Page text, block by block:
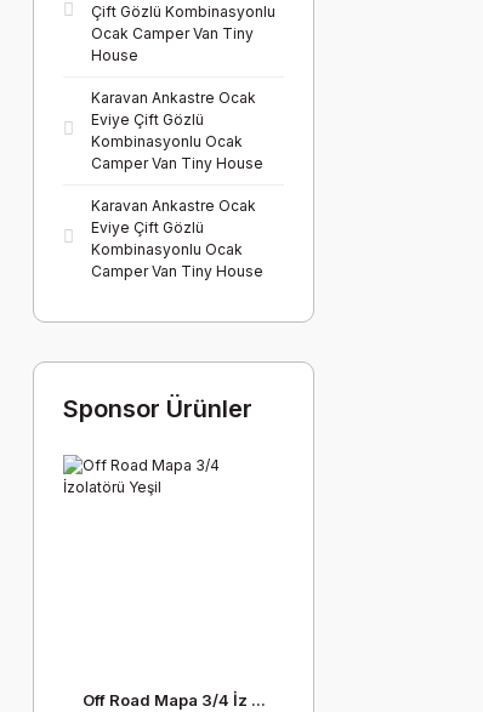
Çift Gözlü Kombinasyonlu
Ocak Camper Van Tiny
House
Karavan Ankastre Ocak
Eviye Çift Gözlü
Kombinasyonlu Ocak
Camper Van Tiny House
Karavan Ankastre Ocak
Eviye Çift Gözlü
Kombinasyonlu Ocak
Camper Van Tiny House
Sponsor Ürünler
Off Road Mapa 3/4 İz ...